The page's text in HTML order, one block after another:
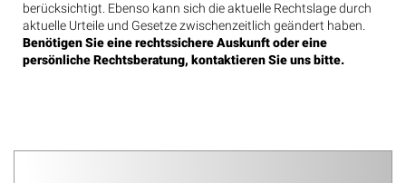
berücksichtigt. Ebenso kann sich die aktuelle Rechtslage durch
aktuelle Urteile und Gesetze zwischenzeitlich geändert haben.
Benötigen Sie eine rechtssichere Auskunft oder eine
persönliche Rechtsberatung, kontaktieren Sie uns bitte.